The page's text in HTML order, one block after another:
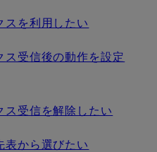
スを利用したい
ス受信後の動作を設定
ス受信を解除したい
表から選びたい